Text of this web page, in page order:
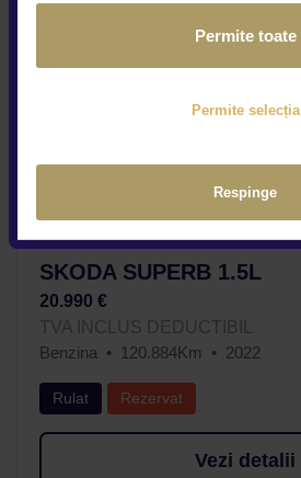
Permite toate
Permite selecția
Respinge
SKODA SUPERB 1.5L
20.990 €
TVA INCLUS DEDUCTIBIL
Benzina
120.884Km 2022
Rulat Rezervat
Vezi detalii